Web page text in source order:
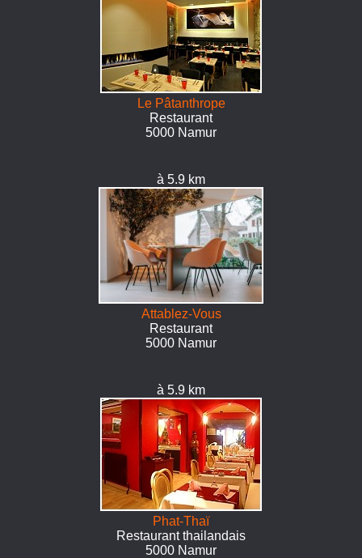
Le Pâtanthrope
Restaurant
5000 Namur
à 5.9 km
Attablez-Vous
Restaurant
5000 Namur
à 5.9 km
Phat-Thaï
Restaurant thailandais
5000 Namur